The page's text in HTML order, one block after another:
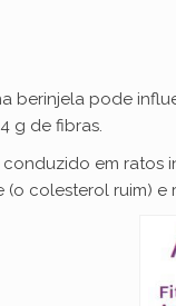
berinjela pode
g de fibras.
conduzido em
(o colesterol ruim)